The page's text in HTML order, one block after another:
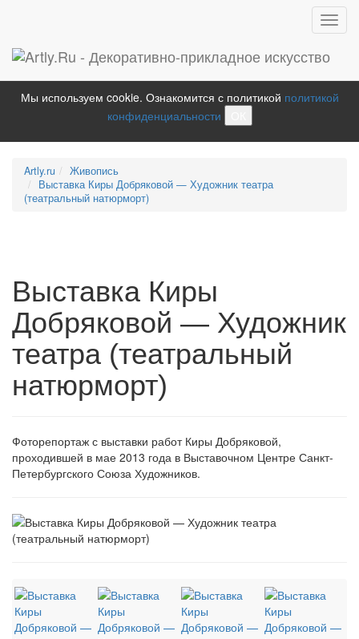
Мы используем cookie. Ознакомится с политикой политикой
конфиденциальности
Artly.ru
Живопись
Выставка Киры Добряковой — Художник театра
(театральный натюрморт)
Выставка Киры
Добряковой — Художник
театра (театральный
натюрморт)
Фоторепортаж с выставки работ Киры Добряковой,
проходившей в мае 2013 года в Выставочном Центре Санкт-
Петербургского Союза Художников.